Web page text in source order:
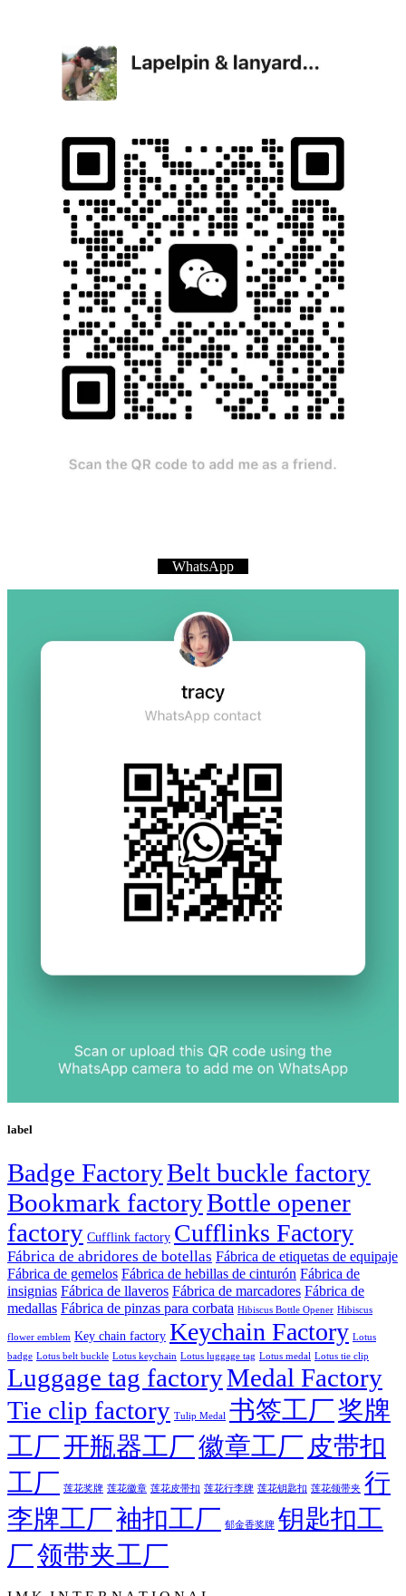
WhatsApp
label
Badge FactoryBelt buckle factory
Bookmark factoryBottle opener
factory Cufflink factory Cufflinks Factory
Fábrica de abridores de botellas Fábrica de etiquetas de equipaje
Fábrica de gemelos Fábrica de hebillas de cinturón Fábrica de
insignias Fábrica de llaveros Fábrica de marcadores Fábrica de
medallas Fábrica de pinzas para corbata Hibiscus Bottle Opener Hibiscus
flower emblem Key chain factory Keychain Factory Lotus
badge Lotus belt buckle Lotus keychain Lotus luggage tag Lotus medal Lotus tie clip
Luggage tag factoryMedal Factory
Tie clip factory Tulip Medal 书签工厂奖牌
工厂开瓶器工厂徽章工厂 皮带扣
工厂 莲花奖牌 莲花徽章 莲花皮带扣 莲花行李牌 莲花钥匙扣 莲花领带夹 行
李牌工厂袖扣工厂 郁金香奖牌 钥匙扣工
厂领带夹工厂